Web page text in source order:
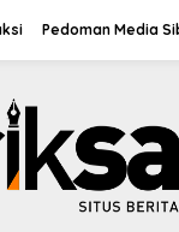
Pedoman Media